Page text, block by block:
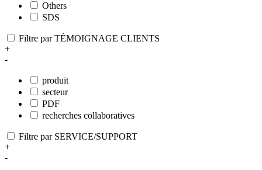
Others
SDS
Filtre par TÉMOIGNAGE CLIENTS
+
-
produit
secteur
PDF
recherches collaboratives
Filtre par SERVICE/SUPPORT
+
-